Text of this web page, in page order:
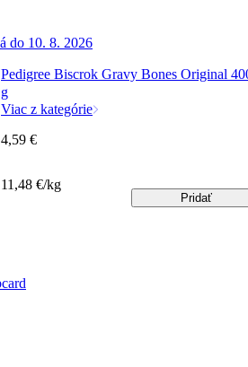
do 10. 8. 2026
Pedigree Biscrok Gravy Bones Original
g
Viac z kategórie
4,59 €
11,48 €/kg
Pridať